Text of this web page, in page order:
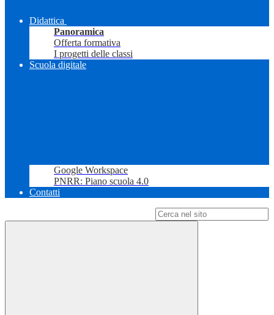
Didattica
Panoramica
Offerta formativa
I progetti delle classi
Scuola digitale
Google Workspace
PNRR: Piano scuola 4.0
Contatti